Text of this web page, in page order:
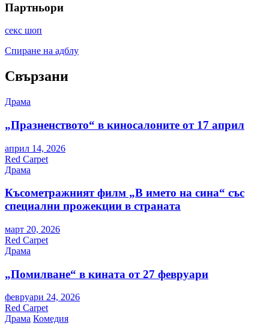
Партньори
секс шоп
Спиране на адблу
Свързани
Драма
„Празненството“ в киносалоните от 17 април
април 14, 2026
Red Carpet
Драма
Късометражният филм „В името на сина“ със
специални прожекции в страната
март 20, 2026
Red Carpet
Драма
„Помилване“ в кината от 27 февруари
февруари 24, 2026
Red Carpet
Драма Комедия